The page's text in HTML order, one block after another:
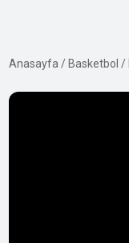
Anasayfa / Basketbol /